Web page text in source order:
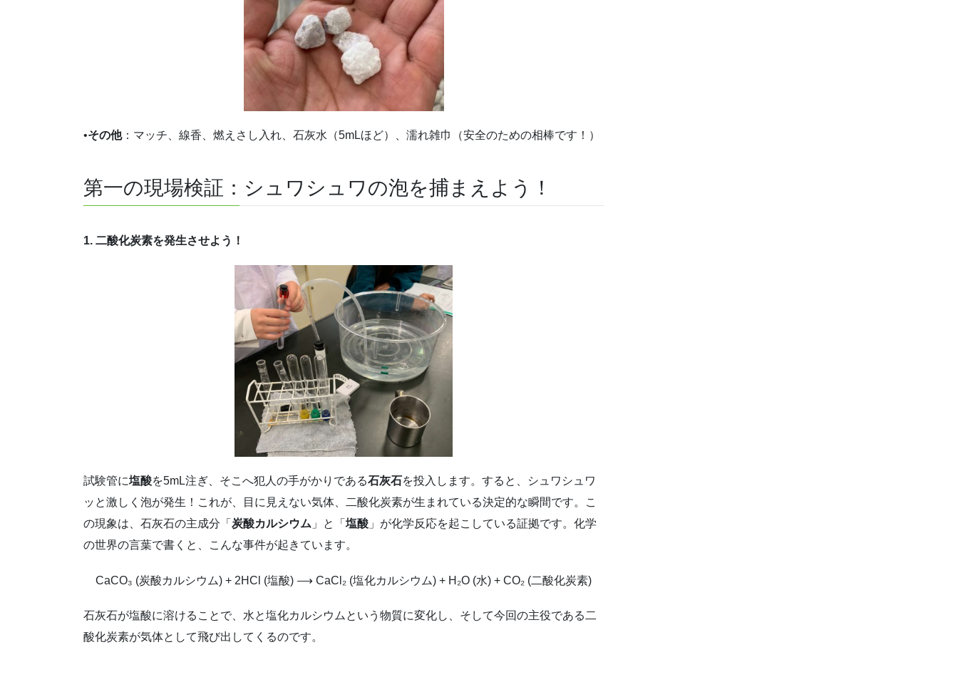
•その他：マッチ、線香、燃えさし入れ、石灰水（5mLほど）、濡れ雑巾（安全のための相棒です！）
第一の現場検証：シュワシュワの泡を捕まえよう！
1. 二酸化炭素を発生させよう！
試験管に塩酸を5mL注ぎ、そこへ犯人の手がかりである石灰石を投入します。すると、シュワシュワ
ッと激しく泡が発生！これが、目に見えない気体、二酸化炭素が生まれている決定的な瞬間です。こ
の現象は、石灰石の主成分「 炭酸カルシウム 」と「 塩酸 」が化学反応を起こしている証拠です。化学
の世界の言葉で書くと、こんな事件が起きています。
CaCO₃ (炭酸カルシウム) + 2HCl (塩酸) ⟶ CaCl₂ (塩化カルシウム) + H₂O (水) + CO₂ (二酸化炭素)
石灰石が塩酸に溶けることで、水と塩化カルシウムという物質に変化し、そして今回の主役である二
酸化炭素が気体として飛び出してくるのです。